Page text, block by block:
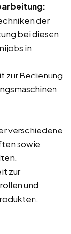
der
bei diesen
in
zur Bedienung
verschiedene
sowie
zur
und